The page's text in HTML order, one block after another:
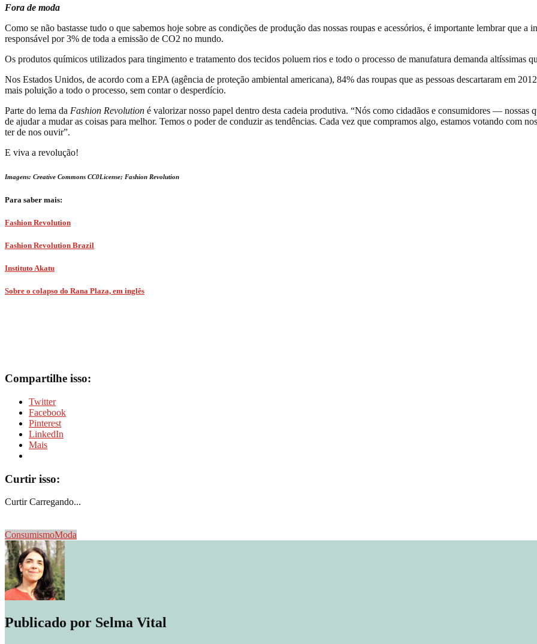
Fora de moda
Como se não bastasse tudo o que sabemos hoje sobre as condições de produção das nossas roupas e acessórios, é importante lembrar que
responsável por 3% de toda a emissão de CO2 no mundo.
Os produtos químicos utilizados para tingimento e tratamento dos tecidos poluem rios e todo o processo de manufatura demanda altíssimas
Nos Estados Unidos, de acordo com a EPA (agência de proteção ambiental americana), 84% das roupas que as pessoas descartaram em
mais poluição a todo o processo, sem contar o desperdício.
Parte do lema da Fashion Revolution é valorizar nosso papel dentro desta cadeia produtiva. “Nós como cidadãos e consumidores — nossas
de ajudar a mudar as coisas para melhor. Temos o poder de conduzir as tendências. Cada vez que compramos algo, estamos votando com
ter de nos ouvir”.
E viva a revolução!
Imagens: Creative Commons CC0License; Fashion Revolution
Para saber mais:
Fashion Revolution
Fashion Revolution Brazil
Instituto Akatu
Sobre o colapso do Rana Plaza, em inglês
Compartilhe isso:
Twitter
Facebook
Pinterest
LinkedIn
Mais
Curtir isso:
Curtir Carregando...
ConsumismoModa
Publicado por Selma Vital